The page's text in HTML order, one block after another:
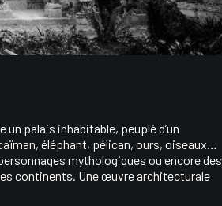
un palais inhabitable, peuplé d’un
éléphant, pélican, ours, oiseaux…
mythologiques ou encore des
continents. Une œuvre architecturale